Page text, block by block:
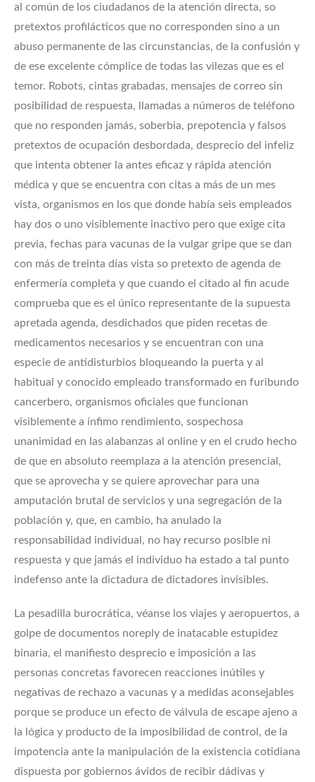
al común de los ciudadanos de la atención directa, so
pretextos profilácticos que no corresponden sino a un
abuso permanente de las circunstancias, de la confusión y
de ese excelente cómplice de todas las vilezas que es el
temor. Robots, cintas grabadas, mensajes de correo sin
posibilidad de respuesta, llamadas a números de teléfono
que no responden jamás, soberbia, prepotencia y falsos
pretextos de ocupación desbordada, desprecio del infeliz
que intenta obtener la antes eficaz y rápida atención
médica y que se encuentra con citas a más de un mes
vista, organismos en los que donde había seis empleados
hay dos o uno visiblemente inactivo pero que exige cita
previa, fechas para vacunas de la vulgar gripe que se dan
con más de treinta días vista so pretexto de agenda de
enfermería completa y que cuando el citado al fin acude
comprueba que es el único representante de la supuesta
apretada agenda, desdichados que piden recetas de
medicamentos necesarios y se encuentran con una
especie de antidisturbios bloqueando la puerta y al
habitual y conocido empleado transformado en furibundo
cancerbero, organismos oficiales que funcionan
visiblemente a ínfimo rendimiento, sospechosa
unanimidad en las alabanzas al online y en el crudo hecho
de que en absoluto reemplaza a la atención presencial,
que se aprovecha y se quiere aprovechar para una
amputación brutal de servicios y una segregación de la
población y, que, en cambio, ha anulado la
responsabilidad individual, no hay recurso posible ni
respuesta y que jamás el individuo ha estado a tal punto
indefenso ante la dictadura de dictadores invisibles.
La pesadilla burocrática, véanse los viajes y aeropuertos, a
golpe de documentos noreply de inatacable estupidez
binaria, el manifiesto desprecio e imposición a las
personas concretas favorecen reacciones inútiles y
negativas de rechazo a vacunas y a medidas aconsejables
porque se produce un efecto de válvula de escape ajeno a
la lógica y producto de la imposibilidad de control, de la
impotencia ante la manipulación de la existencia cotidiana
dispuesta por gobiernos ávidos de recibir dádivas y